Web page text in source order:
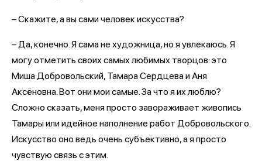
– Скажите, а вы сами человек искусства?
– Да, конечно. Я сама не художница, но я увлекаюсь. Я
могу отметить своих самых любимых творцов: это
Миша Добровольский, Тамара Сердцева и Аня
Аксёновна. Вот они мои самые. За что я их люблю?
Сложно сказать, меня просто завораживает живопись
Тамары или идейное наполнение работ Добровольского.
Искусство оно ведь очень субъективно, а я просто
чувствую связь с этим.